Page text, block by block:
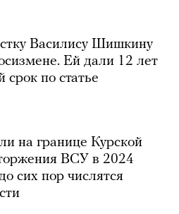
Василису Шишкину
Ей дали 12 лет
по статье
на границе Курской
ВСУ в 2024
сих пор числятся